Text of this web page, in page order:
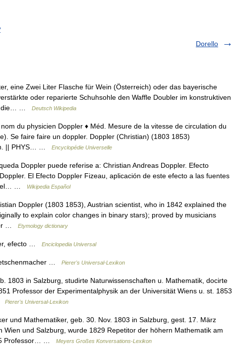
Dorello
eine Zwei Liter Flasche für Wein (Österreich) oder das bayerische
oder reparierte Schuhsohle den Waffle Doubler im konstruktiven
die… …
Deutsch Wikipedia
du physicien Doppler ♦ Méd. Mesure de la vitesse de circulation du
Se faire faire un doppler. Doppler (Christian) (1803 1853)
|| PHYS… …
Encyclopédie Universelle
Doppler puede referise a: Christian Andreas Doppler. Efecto
El Efecto Doppler Fizeau, aplicación de este efecto a las fuentes
el… …
Wikipedia Español
Doppler (1803 1853), Austrian scientist, who in 1842 explained the
to explain color changes in binary stars); proved by musicians
…
Etymology dictionary
efecto … Enciclopedia Universal
… Pierer's Universal-Lexikon
1803 in Salzburg, studirte Naturwissenschaften u. Mathematik, docirte
Professor der Experimentalphysik an der Universität Wiens u. st. 1853
Pierer's Universal-Lexikon
und Mathematiker, geb. 30. Nov. 1803 in Salzburg, gest. 17. März
Wien und Salzburg, wurde 1829 Repetitor der höhern Mathematik am
Professor… …
Meyers Großes Konversations-Lexikon